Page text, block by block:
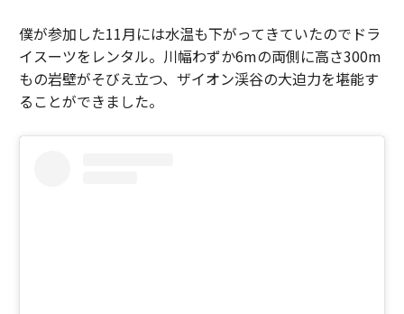
僕が参加した11月には水温も下がってきていたのでドラ
イスーツをレンタル。川幅わずか6mの両側に高さ300m
もの岩壁がそびえ立つ、ザイオン渓谷の大迫力を堪能す
ることができました。